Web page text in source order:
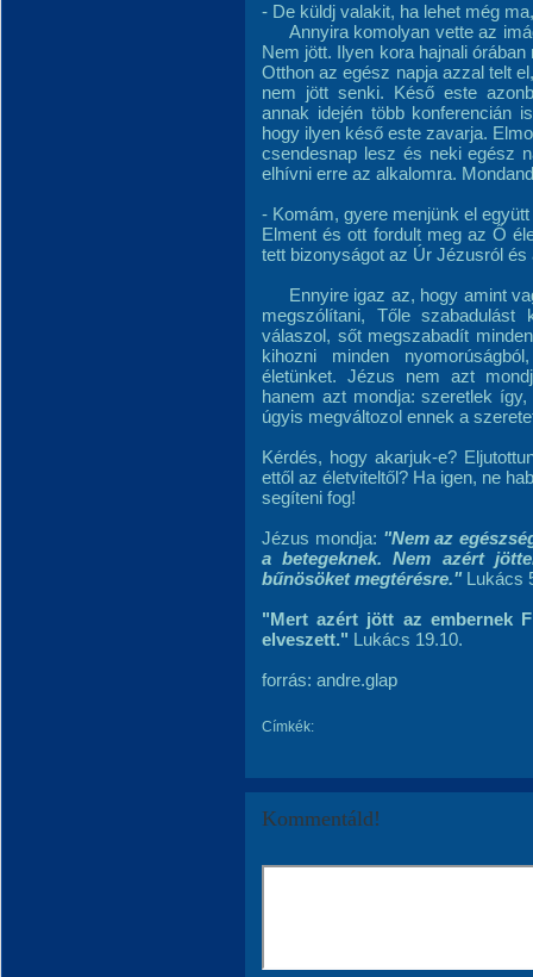
- De küldj valakit, ha lehet még
Annyira komolyan vette az
Nem jött. Ilyen kora hajnali
Otthon az egész napja azzal telt
nem jött senki. Késő este
annak idején több konferencián
hogy ilyen késő este zavarja.
csendesnap lesz és neki egész
elhívni erre az alkalomra.
- Komám, gyere menjünk el
Elment és ott fordult meg az Ő
tett bizonyságot az Úr Jézusról
Ennyire igaz az, hogy amint
megszólítani, Tőle
válaszol, sőt megszabadít
kihozni minden
életünket. Jézus nem azt
hanem azt mondja: szeretlek
úgyis megváltozol ennek a
Kérdés, hogy akarjuk-e?
ettől az életviteltől? Ha igen, ne
segíteni fog!
Jézus mondja: "Nem az
a betegeknek. Nem azért
bűnösöket megtérésre." Lukács
"Mert azért jött az embernek
elveszett." Lukács 19.10.
forrás: andre.glap
Címkék:
Kommentáld!